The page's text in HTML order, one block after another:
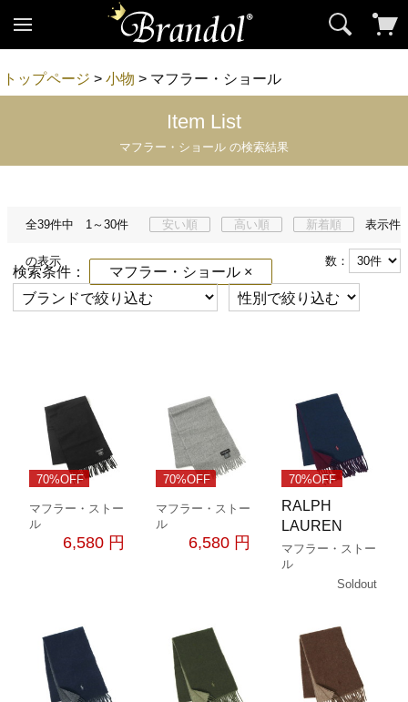
トップページ >小物 > マフラー・ショール
Item List
マフラー・ショール の検索結果
全39件中 1～30件
の表示
安い順 高い順 新着順 表示件
数：
検索条件： マフラー・ショール ×
70%OFF
マフラー・ストー
ル
6,580 円
70%OFF
マフラー・ストー
ル
6,580 円
70%OFF
RALPH
LAUREN
マフラー・ストー
ル
Soldout